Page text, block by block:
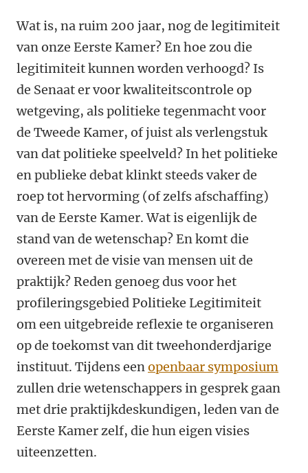
Wat is, na ruim 200 jaar, nog de legitimiteit
van onze Eerste Kamer? En hoe zou die
legitimiteit kunnen worden verhoogd? Is
de Senaat er voor kwaliteitscontrole op
wetgeving, als politieke tegenmacht voor
de Tweede Kamer, of juist als verlengstuk
van dat politieke speelveld? In het politieke
en publieke debat klinkt steeds vaker de
roep tot hervorming (of zelfs afschaffing)
van de Eerste Kamer. Wat is eigenlijk de
stand van de wetenschap? En komt die
overeen met de visie van mensen uit de
praktijk? Reden genoeg dus voor het
profileringsgebied Politieke Legitimiteit
om een uitgebreide reflexie te organiseren
op de toekomst van dit tweehonderdjarige
instituut. Tijdens eenopenbaar symposium
zullen drie wetenschappers in gesprek gaan
met drie praktijkdeskundigen, leden van de
Eerste Kamer zelf, die hun eigen visies
uiteenzetten.